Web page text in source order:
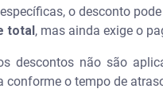
se eu não pagar a
se minha dívida do FIES
o desconto
total, mas ainda exige o
descontos não são
conforme o tempo de